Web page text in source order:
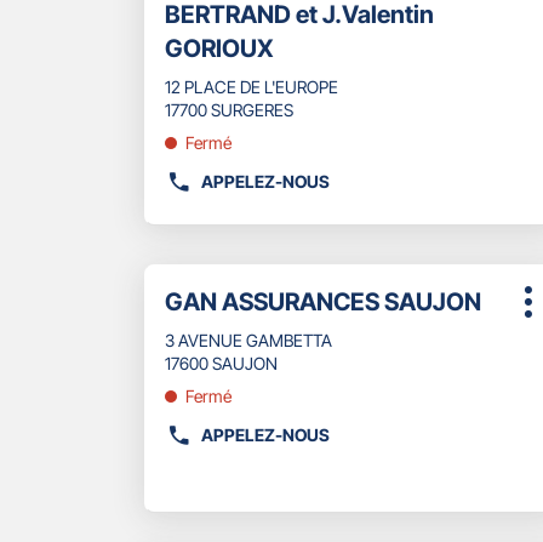
ENTRÉE
pour
obtenir
plus
informations
:BERTRAND et J.Valentin
GORIOUX
12 PLACE DE L'EUROPE
17700 SURGERES
Fermé
APPELEZ-NOUS
AFFICHER
DE
TÉLÉPHONE
DU
POINT
DE
VENTE
GAN
ASSURANCES
JULIE
sur
touche
ENTRÉE
pour
informations
Point
vente
:
GAN ASSURANCES SAUJON
3 AVENUE GAMBETTA
17600 SAUJON
Fermé
APPELEZ-NOUS
AFFICHER
DE